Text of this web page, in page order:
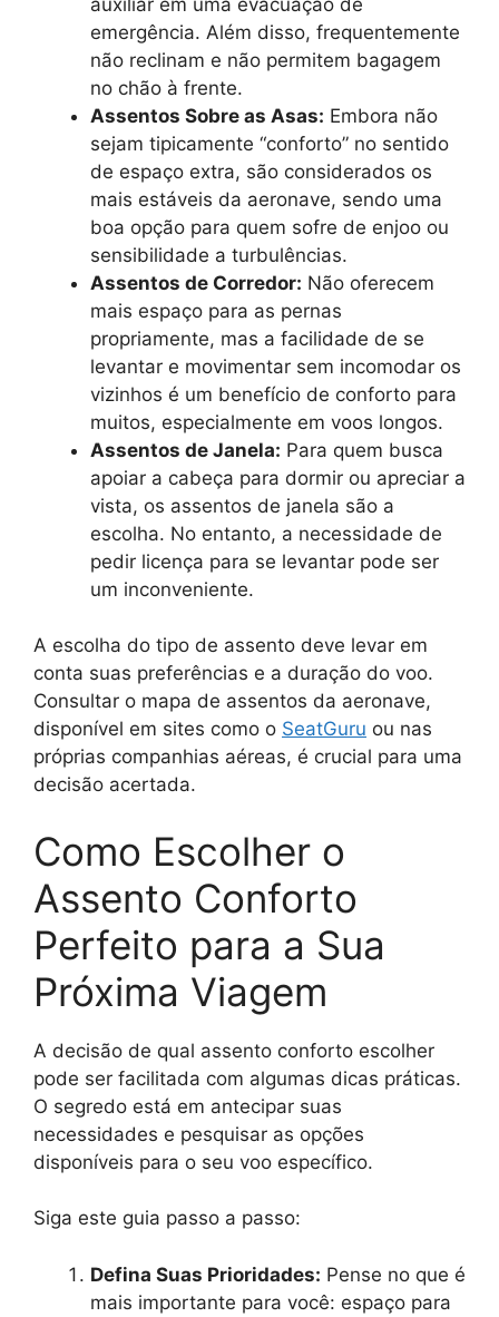
emergência. Além disso, frequentemente
não reclinam e não permitem bagagem
no chão à frente.
Assentos Sobre as Asas: Embora não
sejam tipicamente “conforto” no sentido
de espaço extra, são considerados os
mais estáveis da aeronave, sendo uma
boa opção para quem sofre de enjoo ou
sensibilidade a turbulências.
Assentos de Corredor: Não oferecem
mais espaço para as pernas
propriamente, mas a facilidade de se
levantar e movimentar sem incomodar os
vizinhos é um benefício de conforto para
muitos, especialmente em voos longos.
Assentos de Janela: Para quem busca
apoiar a cabeça para dormir ou apreciar a
vista, os assentos de janela são a
escolha. No entanto, a necessidade de
pedir licença para se levantar pode ser
um inconveniente.
A escolha do tipo de assento deve levar em
conta suas preferências e a duração do voo.
Consultar o mapa de assentos da aeronave,
disponível em sites como o SeatGuru ou nas
próprias companhias aéreas, é crucial para uma
decisão acertada.
Como Escolher o
Assento Conforto
Perfeito para a Sua
Próxima Viagem
A decisão de qual assento conforto escolher
pode ser facilitada com algumas dicas práticas.
O segredo está em antecipar suas
necessidades e pesquisar as opções
disponíveis para o seu voo específico.
Siga este guia passo a passo:
Defina Suas Prioridades: Pense no que é
mais importante para você: espaço para